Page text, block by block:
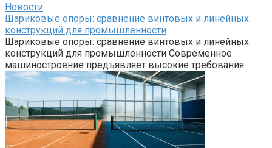
Новости
Шариковые опоры: сравнение винтовых и линейных
конструкций для промышленности
Шариковые опоры: сравнение винтовых и линейных
конструкций для промышленности Современное
машиностроение предъявляет высокие требования